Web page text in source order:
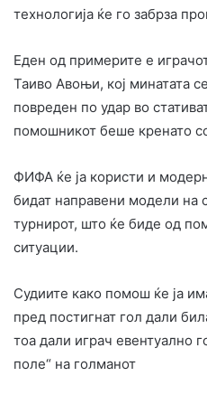
технологија ќе го забрза
Еден од примерите е
Таиво Авоњи, кој минатата
повреден по удар во
помошникот беше кренато
ФИФА ќе ја користи и
бидат направени модели на
турнирот, што ќе биде од
ситуации.
Судиите како помош ќе ја
пред постигнат гол дали
тоа дали играч евентуално
поле“ на голманот